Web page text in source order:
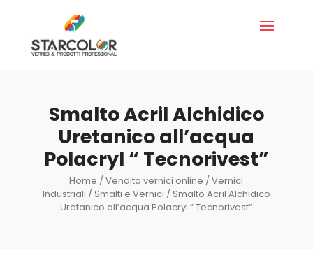
Smalto Acril Alchidico
Uretanico all’acqua
Polacryl “ Tecnorivest”
Home /Vendita vernici online /Vernici
Industriali / Smalti e Vernici / Smalto Acril Alchidico
Uretanico all’acqua Polacryl “ Tecnorivest”